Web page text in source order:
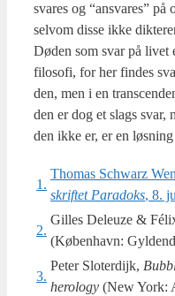
sva­res og “ansva­res” på
selv­om dis­se ikke
Døden som svar på livet
filo­so­fi, for her fin­des
den, men i en
den er dog et slags svar,
den ikke er, er en
1.
Tho­mas Schwarz
skrif­tet Para­doks, 8.
2.
Gilles Deleuze &
(Køben­havn:
3.
Peter Slo­ter­di­jk,
hero­lo­gy (New York: